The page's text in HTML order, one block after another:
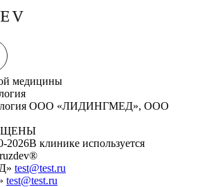
медицины
ООО «ЛИДИНГМЕД», ООО
2026​​​​​​​В клинике используется
test@test.ru
test@test.ru